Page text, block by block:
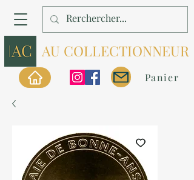
AU COLLECTIONNEUR
Panier